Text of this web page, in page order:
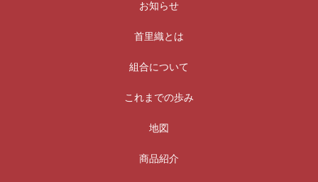
お知らせ
首里織とは
組合について
これまでの歩み
地図
商品紹介